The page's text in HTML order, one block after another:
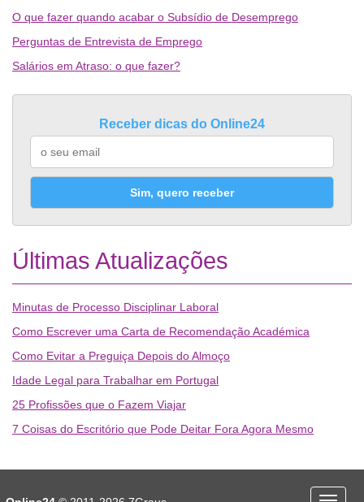
O que fazer quando acabar o Subsídio de Desemprego
Perguntas de Entrevista de Emprego
Salários em Atraso: o que fazer?
Receber dicas do Online24
Sim, quero receber
Últimas Atualizações
Minutas de Processo Disciplinar Laboral
Como Escrever uma Carta de Recomendação Académica
Como Evitar a Preguiça Depois do Almoço
Idade Legal para Trabalhar em Portugal
25 Profissões que o Fazem Viajar
7 Coisas do Escritório que Pode Deitar Fora Agora Mesmo